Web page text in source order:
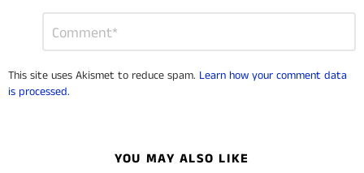
This site uses Akismet to reduce spam. Learn how your comment data
is processed.
YOU MAY ALSO LIKE